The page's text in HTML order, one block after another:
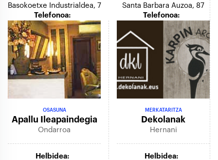
Basokoetxe Industrialdea, 7
Telefonoa:
Santa Barbara Auzoa, 87
Telefonoa:
OSASUNA
Apallu Ileapaindegia
Ondarroa
Helbidea:
MERKATARITZA
Dekolanak
Hernani
Helbidea: